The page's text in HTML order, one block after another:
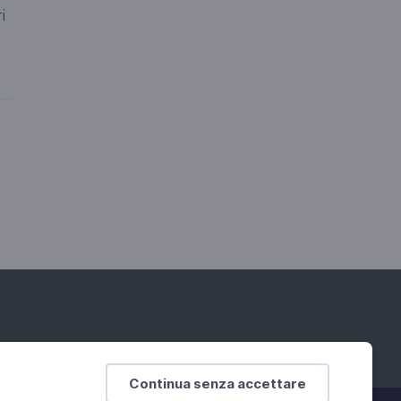
Continua senza accettare